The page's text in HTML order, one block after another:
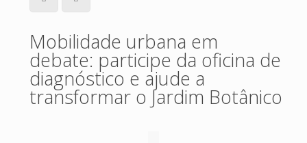
Mobilidade urbana em
debate: participe da oficina de
diagnóstico e ajude a
transformar o Jardim Botânico